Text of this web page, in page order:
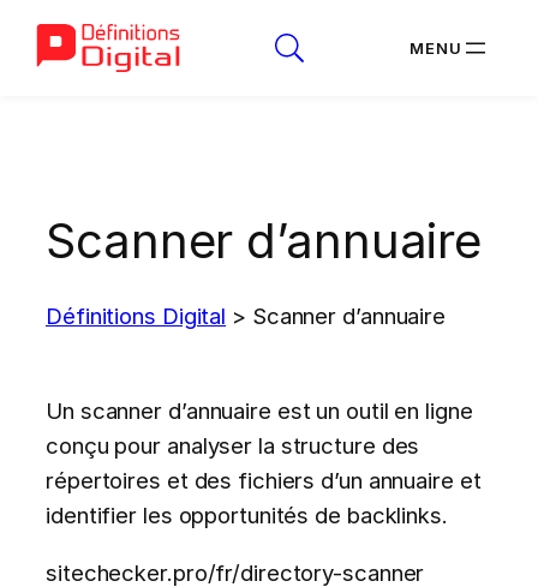
Scanner d’annuaire
Définitions Digital > Scanner d’annuaire
Un scanner d’annuaire est un outil en ligne
conçu pour analyser la structure des
répertoires et des fichiers d’un annuaire et
identifier les opportunités de backlinks.
sitechecker.pro/fr/directory-scanner